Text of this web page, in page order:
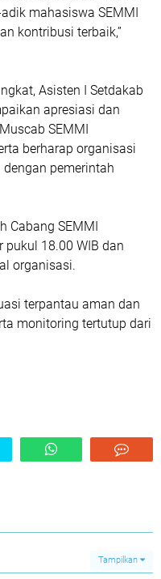
mahasiswa SEMMI
kontribusi terbaik,”
Asisten I Setdakab
apresiasi dan
SEMMI
berharap organisasi
pemerintah
Cabang SEMMI
pukul 18.00 WIB dan
organisasi.
terpantau aman dan
monitoring tertutup dari
Tampilkan